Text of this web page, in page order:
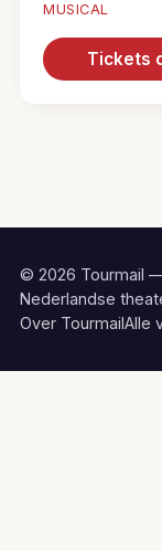
MUSICAL
Tickets
© 2026 Tourmail
Nederlandse
Over TourmailAlle